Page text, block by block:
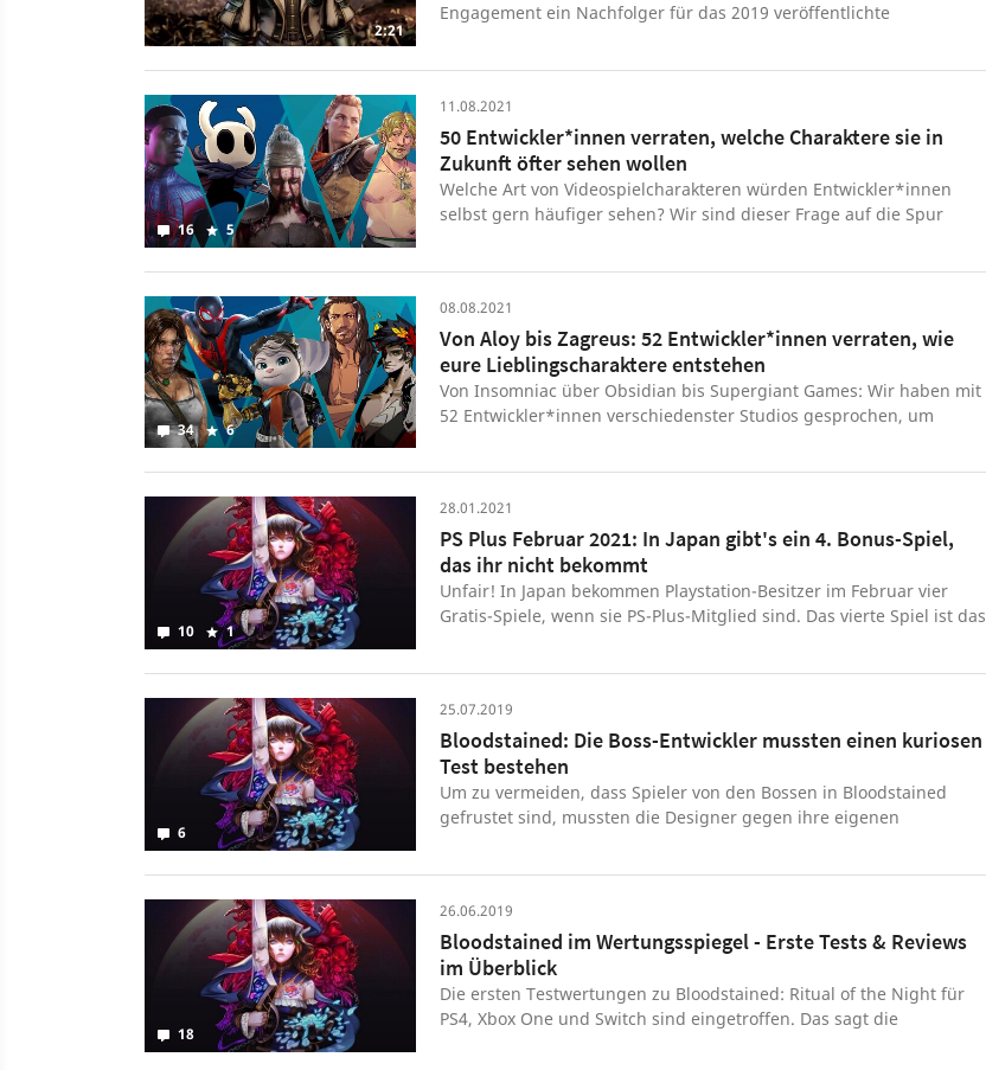
2:21
Engagement ein Nachfolger für das 2019 veröffentlichte
kommen zwei neue Charaktere ins Spiel, an dessen Seite es
Spielende mit dem fiesen Dämonenfürsten Elias aufnehmen. Die
Kommentare unter dem Trailer auf YouTube zeigen sich bisher
begeistert, vor allem der technische Fortschritt wird gelobt. Bisher
wurde der Titel für PC, PS5 und Xbox Series angekündigt.
16 5
11.08.2021
50 Entwickler*innen verraten, welche Charaktere sie in
Zukunft öfter sehen wollen
Welche Art von Videospielcharakteren würden Entwickler*innen
selbst gern häufiger sehen? Wir sind dieser Frage auf die Spur
34 6
08.08.2021
Von Aloy bis Zagreus: 52 Entwickler*innen verraten, wie
eure Lieblingscharaktere entstehen
Von Insomniac über Obsidian bis Supergiant Games: Wir haben mit
52 Entwickler*innen verschiedenster Studios gesprochen, um
10 1
28.01.2021
PS Plus Februar 2021: In Japan gibt's ein 4. Bonus-Spiel,
das ihr nicht bekommt
Unfair! In Japan bekommen Playstation-Besitzer im Februar vier
Gratis-Spiele, wenn sie PS-Plus-Mitglied sind. Das vierte Spiel ist das
6
25.07.2019
Bloodstained: Die Boss-Entwickler mussten einen kuriosen
Test bestehen
Um zu vermeiden, dass Spieler von den Bossen in Bloodstained
gefrustet sind, mussten die Designer gegen ihre eigenen
18
26.06.2019
Bloodstained im Wertungsspiegel - Erste Tests & Reviews
im Überblick
Die ersten Testwertungen zu Bloodstained: Ritual of the Night für
PS4, Xbox One und Switch sind eingetroffen. Das sagt die